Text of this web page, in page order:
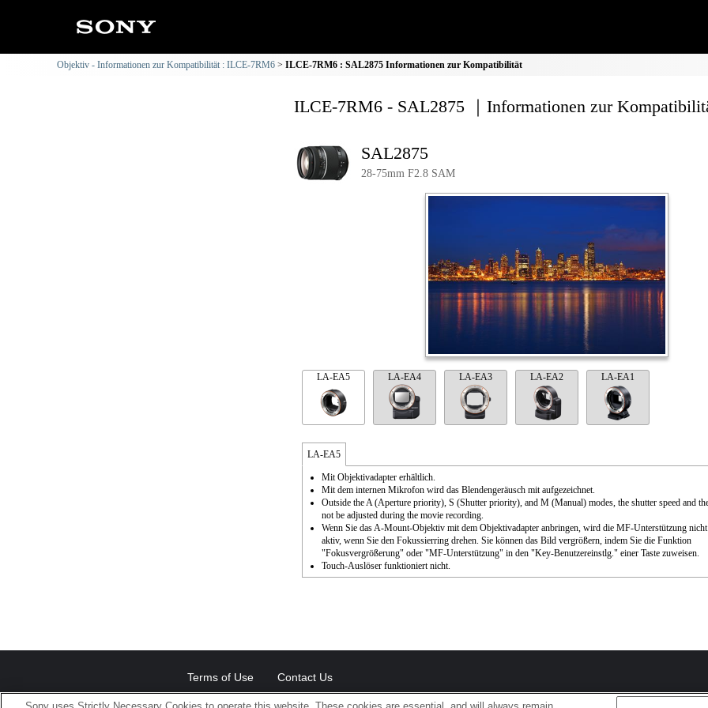
Objektiv - Informationen zur Kompatibilität : ILCE-7RM6 ILCE-7RM6 : SAL2875 Informationen zur Kompatibilität
ILCE-7RM6 - SAL2875 ｜Informationen zur
SAL2875
28-75mm F2.8 SAM
LA-EA5 LA-EA4 LA-EA3 LA-EA2 LA-EA1
LA-EA5
Mit Objektivadapter erhältlich.
Mit dem internen Mikrofon wird das Blendengeräusch mit aufgezeichnet.
Outside the A (Aperture priority), S (Shutter priority), and M (Manual) modes, the shutter speed and
not be adjusted during the movie recording.
Wenn Sie das A-Mount-Objektiv mit dem Objektivadapter anbringen, wird die MF-Unterstützung nicht
aktiv, wenn Sie den Fokussierring drehen. Sie können das Bild vergrößern, indem Sie die Funktion
"Fokusvergrößerung" oder "MF-Unterstützung" in den "Key-Benutzereinstlg." einer Taste zuweisen.
Touch-Auslöser funktioniert nicht.
Terms of Use Contact Us